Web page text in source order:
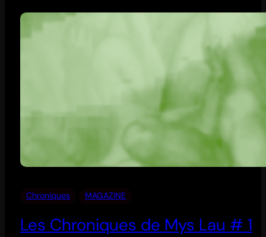
Chroniques MAGAZINE
Les Chroniques de Mys Lau # 1